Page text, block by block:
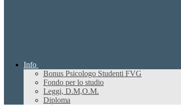
Info
Bonus Psicologo Studenti FVG
Fondo per lo studio
Leggi, D.M,O.M.
Diploma